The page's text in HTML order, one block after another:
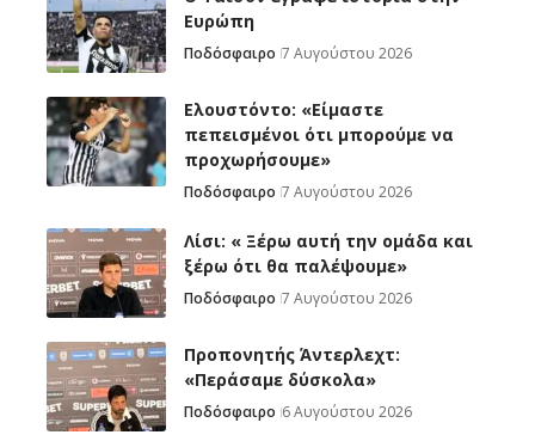
Ευρώπη
Ποδόσφαιρο 7 Αυγούστου 2026
Ελουστόντο: «Είμαστε
πεπεισμένοι ότι μπορούμε να
προχωρήσουμε»
Ποδόσφαιρο 7 Αυγούστου 2026
Λίσι: « Ξέρω αυτή την ομάδα και
ξέρω ότι θα παλέψουμε»
Ποδόσφαιρο 7 Αυγούστου 2026
Προπονητής Άντερλεχτ:
«Περάσαμε δύσκολα»
Ποδόσφαιρο 6 Αυγούστου 2026